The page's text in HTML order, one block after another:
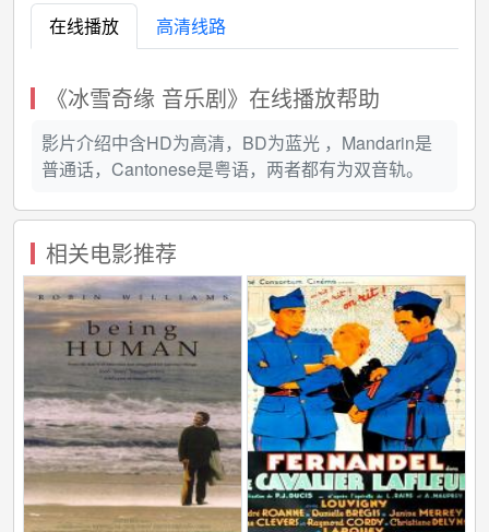
在线播放 高清线路
《冰雪奇缘 音乐剧》在线播放帮助
影片介绍中含HD为高清，BD为蓝光 ，Mandarin是
普通话，Cantonese是粤语，两者都有为双音轨。
相关电影推荐